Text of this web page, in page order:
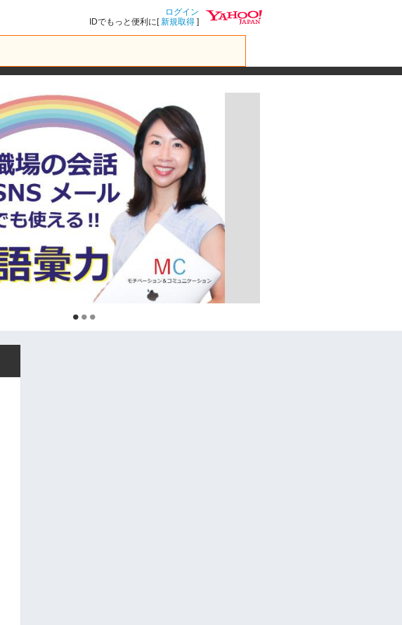
ログイン
IDでもっと便利に[新規取得 ]